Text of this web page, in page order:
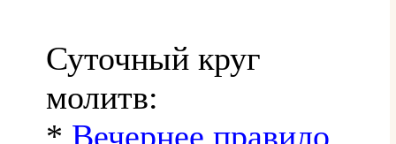
Суточный круг
молитв:
* Вечернее правило